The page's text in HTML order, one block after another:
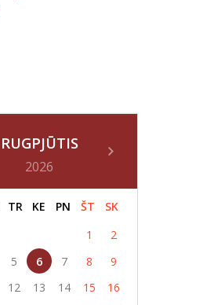
RUGPJŪTIS
2026
TR KE PN ŠT
SK
1
2
5 6 7 8
9
12 13 14 15
16